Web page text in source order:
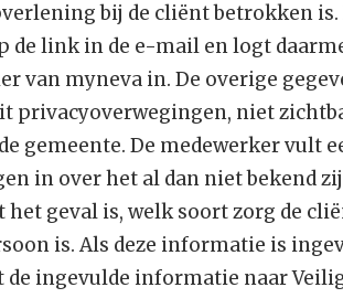
bij de cliënt betrokken is.
de link in de e-mail en logt
van myneva in. De overige
privacyoverwegingen, niet
gemeente. De medewerker vult
in over het al dan niet bekend
het geval is, welk soort zorg de
is. Als deze informatie is
de ingevulde informatie naar